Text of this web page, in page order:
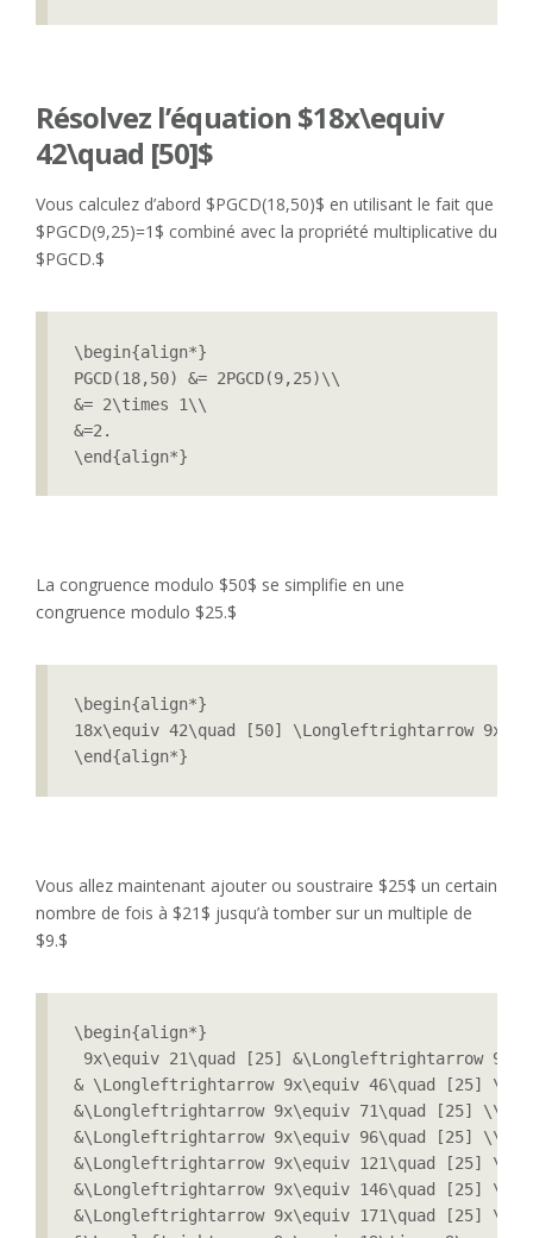
Résolvez l’équation $18x\equiv
42\quad [50]$
Vous calculez d’abord $PGCD(18,50)$ en utilisant le fait que
$PGCD(9,25)=1$ combiné avec la propriété multiplicative du
$PGCD.$
\begin{align*}
PGCD(18,50) &= 2PGCD(9,25)\\
&= 2\times 1\\
&=2.
\end{align*}
La congruence modulo $50$ se simplifie en une
congruence modulo $25.$
\begin{align*}
18x\equiv 42\quad [50] \Longleftrightarrow
\end{align*}
Vous allez maintenant ajouter ou soustraire $25$ un certain
nombre de fois à $21$ jusqu’à tomber sur un multiple de
$9.$
\begin{align*}
9x\equiv 21\quad [25] &\Longleftrightarrow
& \Longleftrightarrow 9x\equiv 46\quad [25] \\
&\Longleftrightarrow 9x\equiv 71\quad [25] \\
&\Longleftrightarrow 9x\equiv 96\quad [25] \\
&\Longleftrightarrow 9x\equiv 121\quad [25] \\
&\Longleftrightarrow 9x\equiv 146\quad [25] \\
&\Longleftrightarrow 9x\equiv 171\quad [25] \\